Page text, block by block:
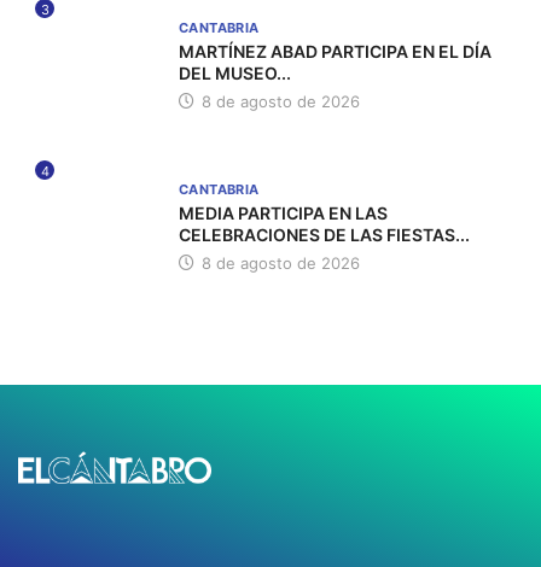
3
CANTABRIA
MARTÍNEZ ABAD PARTICIPA EN EL DÍA
DEL MUSEO...
8 de agosto de 2026
4
CANTABRIA
MEDIA PARTICIPA EN LAS
CELEBRACIONES DE LAS FIESTAS...
8 de agosto de 2026